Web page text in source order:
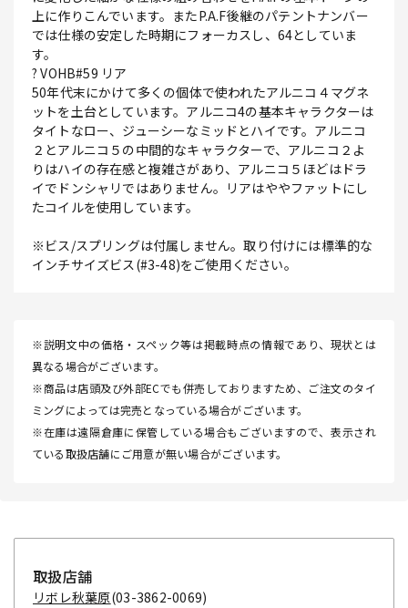
上に作りこんでいます。またP.A.F後継のパテントナンバー
では仕様の安定した時期にフォーカスし、64としていま
す。
? VOHB#59 リア
50年代末にかけて多くの個体で使われたアルニコ４マグネ
ットを土台としています。アルニコ4の基本キャラクターは
タイトなロー、ジューシーなミッドとハイです。アルニコ
２とアルニコ５の中間的なキャラクターで、アルニコ２よ
りはハイの存在感と複雑さがあり、アルニコ５ほどはドラ
イでドンシャリではありません。リアはややファットにし
たコイルを使用しています。
※ビス/スプリングは付属しません。取り付けには標準的な
インチサイズビス(#3-48)をご使用ください。
※説明文中の価格・スペック等は掲載時点の情報であり、現状とは
異なる場合がございます。
※商品は店頭及び外部ECでも併売しておりますため、ご注文のタイ
ミングによっては完売となっている場合がございます。
※在庫は遠隔倉庫に保管している場合もございますので、表示され
ている取扱店舗にご用意が無い場合がございます。
取扱店舗
リボレ秋葉原(03-3862-0069)